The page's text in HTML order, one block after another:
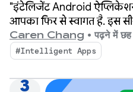
"इंटेलिजेंट Android ऐप्लिकेशन
आपका फिर से स्वागत है. इस
Android ऐप्लिकेशन को
गए, इंटेलिजेंट, और एजेंटिक
पिछली पोस्ट में Jetpacker के
ऐप्लिकेशन है, जिसका
Caren Chang • पढ़ने में छह
#Intelligent Apps
3